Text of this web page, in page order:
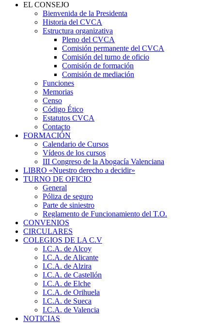
EL CONSEJO
Bienvenida de la Presidenta
Historia del CVCA
Estructura organizativa
Pleno del CVCA
Comisión permanente del CVCA
Comisión del turno de oficio
Comisión de formación
Comisión de mediación
Funciones
Memorias
Censo
Código Ético
Estatutos CVCA
Contacto
FORMACIÓN
Calendario de Cursos
Vídeos de los cursos
III Congreso de la Abogacía Valenciana
LIBRO «Nuestro derecho a decidir»
TURNO DE OFICIO
General
Póliza de seguro
Parte de siniestro
Reglamento de Funcionamiento del T.O.
CONVENIOS
CIRCULARES
COLEGIOS DE LA C.V
I.C.A. de Alcoy
I.C.A. de Alicante
I.C.A. de Alzira
I.C.A. de Castellón
I.C.A. de Elche
I.C.A. de Orihuela
I.C.A. de Sueca
I.C.A. de Valencia
NOTICIAS